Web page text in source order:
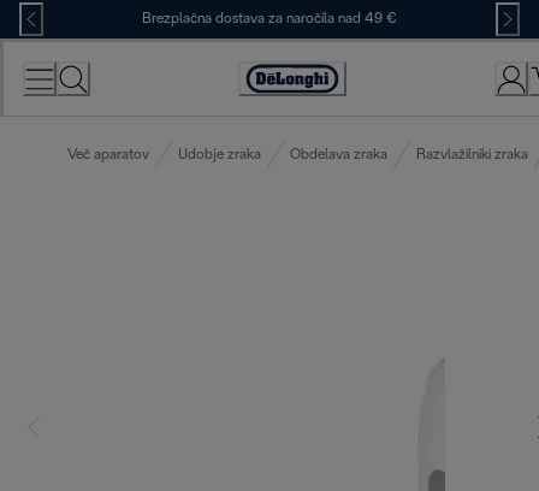
Skip
to
Content
Brezplačna dostava za naročila nad 49 €
Accessibility
Več aparatov Udobje zraka Obdelava zraka Razvlažilniki zraka